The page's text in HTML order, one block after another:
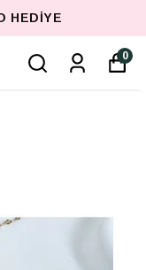
HEDIYE
0